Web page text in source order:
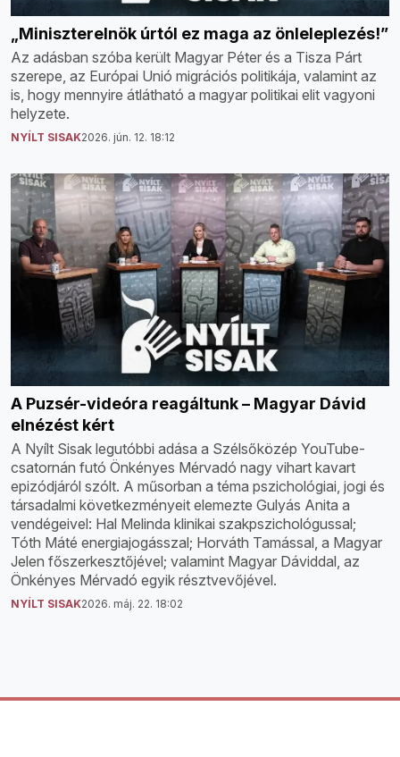
„Miniszterelnök úrtól ez maga az önleleplezés!”
Az adásban szóba került Magyar Péter és a Tisza Párt
szerepe, az Európai Unió migrációs politikája, valamint az
is, hogy mennyire átlátható a magyar politikai elit vagyoni
helyzete.
NYÍLT SISAK2026. jún. 12. 18:12
A Puzsér-videóra reagáltunk – Magyar Dávid
elnézést kért
A Nyílt Sisak legutóbbi adása a Szélsőközép YouTube-
csatornán futó Önkényes Mérvadó nagy vihart kavart
epizódjáról szólt. A műsorban a téma pszichológiai, jogi és
társadalmi következményeit elemezte Gulyás Anita a
vendégeivel: Hal Melinda klinikai szakpszichológussal;
Tóth Máté energiajogásszal; Horváth Tamással, a Magyar
Jelen főszerkesztőjével; valamint Magyar Dáviddal, az
Önkényes Mérvadó egyik résztvevőjével.
NYÍLT SISAK2026. máj. 22. 18:02